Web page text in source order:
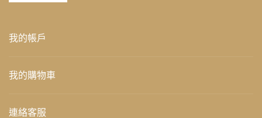
我的帳戶
我的購物車
連絡客服